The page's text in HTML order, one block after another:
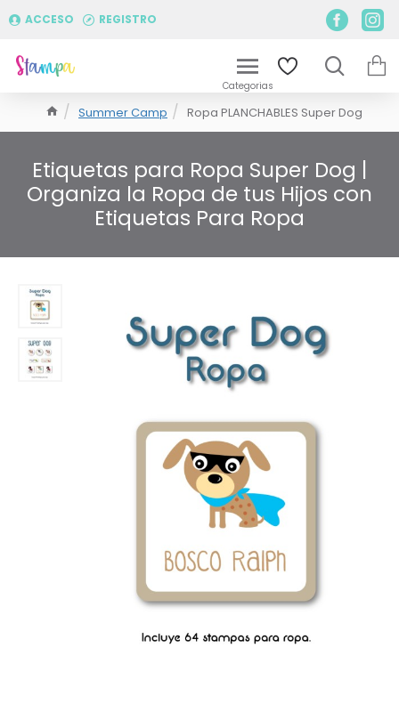
ACCESO REGISTRO
Summer Camp Ropa PLANCHABLES Super Dog
Etiquetas para Ropa Super Dog |
Organiza la Ropa de tus Hijos con
Etiquetas Para Ropa